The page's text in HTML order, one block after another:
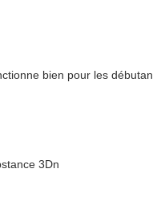
bien pour les
n